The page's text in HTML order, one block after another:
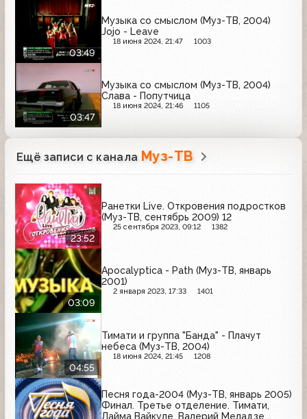
03:49
Музыка со смыслом (Муз-ТВ, 2004)
Jojo - Leave
18 июня 2024, 21:47 1003
03:47
Музыка со смыслом (Муз-ТВ, 2004)
Слава - Попутчица
18 июня 2024, 21:46 1105
Ещё записи с канала Муз-ТВ
23:52
Ранетки Live. Откровения подростков
(Муз-ТВ, сентябрь 2009) 12
25 сентября 2023, 09:12 1382
03:09
Apocalyptica - Path (Муз-ТВ, январь
2001)
2 января 2023, 17:33 1401
04:55
Тимати и группа "Банда" - Плачут
небеса (Муз-ТВ, 2004)
18 июня 2024, 21:45 1208
Песня года-2004 (Муз-ТВ, январь 2005)
Финал. Третье отделение. Тимати,
Лайма Вайкуле, Валерий Меладзе,